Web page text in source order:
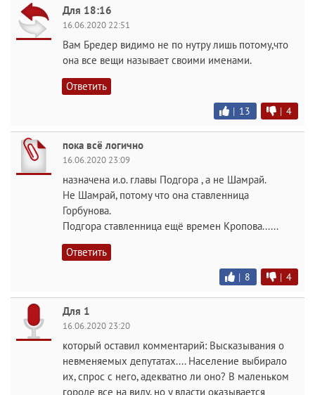
Для 18:16
16.06.2020 22:51
Вам Бредер видимо не по нутру лишь потому,что
она все вещи называет своими именами.
Ответить
| 13 | 4
пока всё логично
16.06.2020 23:09
назначена и.о. главы Подгора , а не Шамрай.
Не Шамрай, потому что она ставленница
Горбунова.
Подгора ставленница ещё времен Кропова......
Ответить
| 8 | 4
Для 1
16.06.2020 23:20
который оставил комментарий: Высказывания о
невменяемых депутатах.... Население выбирало
их, спрос с него, адекватно ли оно? В маленьком
городе все на виду, но у власти оказывается